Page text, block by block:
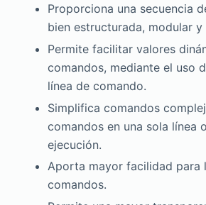
Proporciona una secuencia
bien estructurada, modular
Permite facilitar valores
comandos, mediante el uso
línea de comando.
Simplifica comandos
comandos en una sola línea
ejecución.
Aporta mayor facilidad para
comandos.